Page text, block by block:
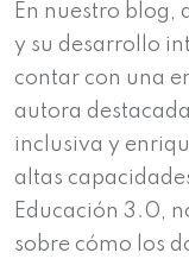
En nuestro blog,
y su desarrollo
contar con una
autora
inclusiva y
altas
Educación 3.0,
sobre cómo los